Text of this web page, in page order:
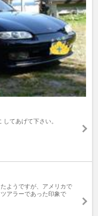
てあげて下さい。
ようですが、アメリカで
アラーであった印象で